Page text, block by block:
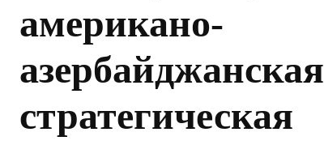
американо-
азербайджанская
стратегическая